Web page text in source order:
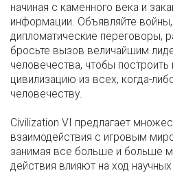
начиная с каменного века и
информации. Объявляйте
дипломатические переговоры,
бросьте вызов величайшим
человечества, чтобы
цивилизацию из всех, когда-
человечеству.
Civilization VI предлагает
взаимодействия с игровым
занимая все больше и больше
действия влияют на ход